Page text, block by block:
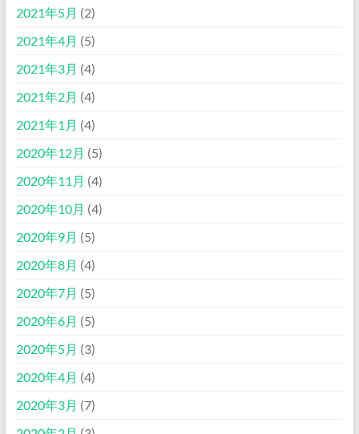
2021年5月 (2)
2021年4月 (5)
2021年3月 (4)
2021年2月 (4)
2021年1月 (4)
2020年12月 (5)
2020年11月 (4)
2020年10月 (4)
2020年9月 (5)
2020年8月 (4)
2020年7月 (5)
2020年6月 (5)
2020年5月 (3)
2020年4月 (4)
2020年3月 (7)